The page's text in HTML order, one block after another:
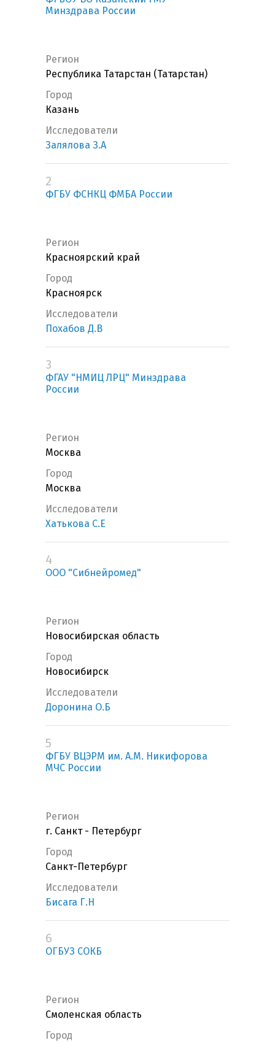
Минздрава России
Регион
Республика Татарстан (Татарстан)
Город
Казань
Исследователи
Залялова З.А
2
ФГБУ ФСНКЦ ФМБА России
Регион
Красноярский край
Город
Красноярск
Исследователи
Похабов Д.В
3
ФГАУ "НМИЦ ЛРЦ" Минздрава
России
Регион
Москва
Город
Москва
Исследователи
Хатькова С.Е
4
ООО "Сибнейромед"
Регион
Новосибирская область
Город
Новосибирск
Исследователи
Доронина О.Б
5
ФГБУ ВЦЭРМ им. А.М. Никифорова
МЧС России
Регион
г. Санкт - Петербург
Город
Санкт-Петербург
Исследователи
Бисага Г.Н
6
ОГБУЗ СОКБ
Регион
Смоленская область
Город